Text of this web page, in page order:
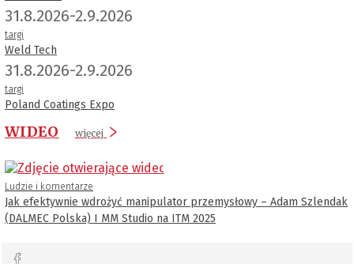
31.8.2026-2.9.2026
targi
Weld Tech
31.8.2026-2.9.2026
targi
Poland Coatings Expo
WIDEO więcej
Ludzie i komentarze
Jak efektywnie wdrożyć manipulator przemysłowy – Adam Szlendak
(DALMEC Polska) I MM Studio na ITM 2025